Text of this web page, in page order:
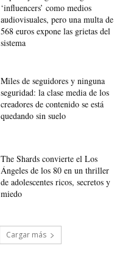
‘influencers’ como medios
audiovisuales, pero una multa de
568 euros expone las grietas del
sistema
Miles de seguidores y ninguna
seguridad: la clase media de los
creadores de contenido se está
quedando sin suelo
The Shards convierte el Los
Ángeles de los 80 en un thriller
de adolescentes ricos, secretos y
miedo
Cargar más